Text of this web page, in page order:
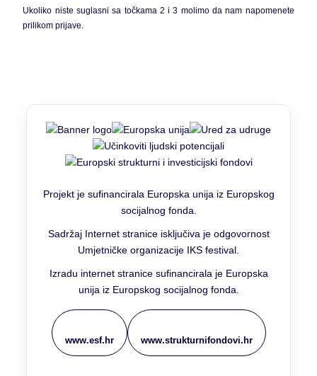
Ukoliko niste suglasni sa točkama 2 i 3 molimo da nam napomenete
prilikom prijave.
Projekt je sufinancirala Europska unija iz Europskog
socijalnog fonda.
Sadržaj Internet stranice isključiva je odgovornost
Umjetničke organizacije IKS festival.
Izradu internet stranice sufinancirala je Europska
unija iz Europskog socijalnog fonda.
www.esf.hr www.strukturnifondovi.hr